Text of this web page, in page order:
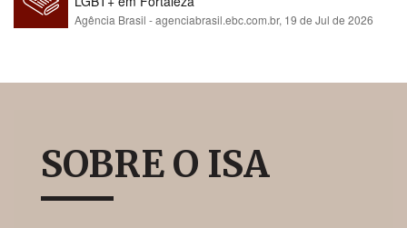
Agência Brasil - agenciabrasil.ebc.com.br, 19 de Jul de 2026
SOBRE O ISA